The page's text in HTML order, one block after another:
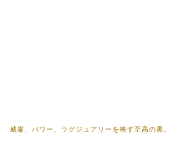
威厳、パワー、ラグジュアリーを映す至高の黒。